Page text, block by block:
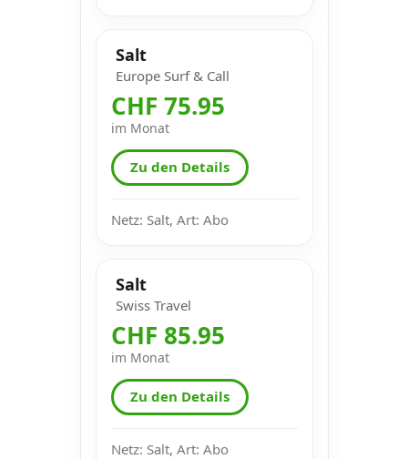
Salt
Europe Surf & Call
CHF 75.95
im Monat
Zu den Details
Netz: Salt, Art: Abo
Salt
Swiss Travel
CHF 85.95
im Monat
Zu den Details
Netz: Salt, Art: Abo